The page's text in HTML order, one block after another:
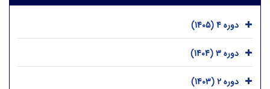
دوره 4 (1405)
دوره 3 (1404)
دوره 2 (1403)